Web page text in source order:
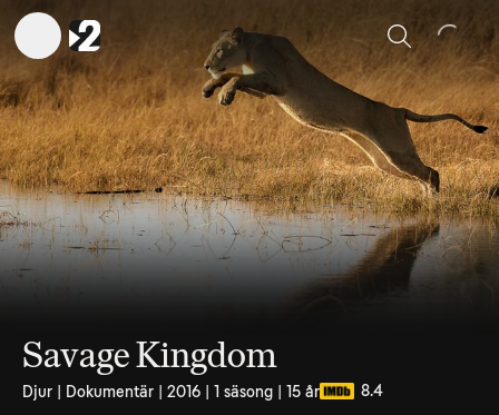
Sök
Savage Kingdom
Djur | Dokumentär | 2016 | 1 säsong | 15 år 8.4